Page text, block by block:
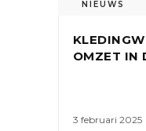
NIEUWS
OMZET IN
3 februari 2025